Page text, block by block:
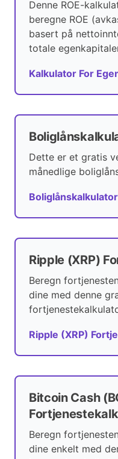
Denne ROE-
beregne ROE
basert på
totale
Kalkulator For
Dette er et gratis
månedlige
Boliglånskalkulator
Ripple (XRP)
Beregn
dine med denne
Ripple (XRP)
Bitcoin Cash
Beregn
dine enkelt med